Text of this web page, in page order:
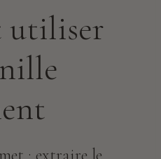
utiliser
: extraire le